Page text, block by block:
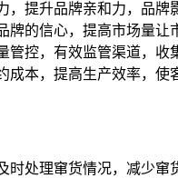
提升品牌亲和力，品
的信心，提高市场量让
管控，有效监管渠道，
本，提高生产效率，使
处理窜货情况，减少窜